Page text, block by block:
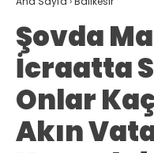
Şovda
İcraatta
Onlar
Akın